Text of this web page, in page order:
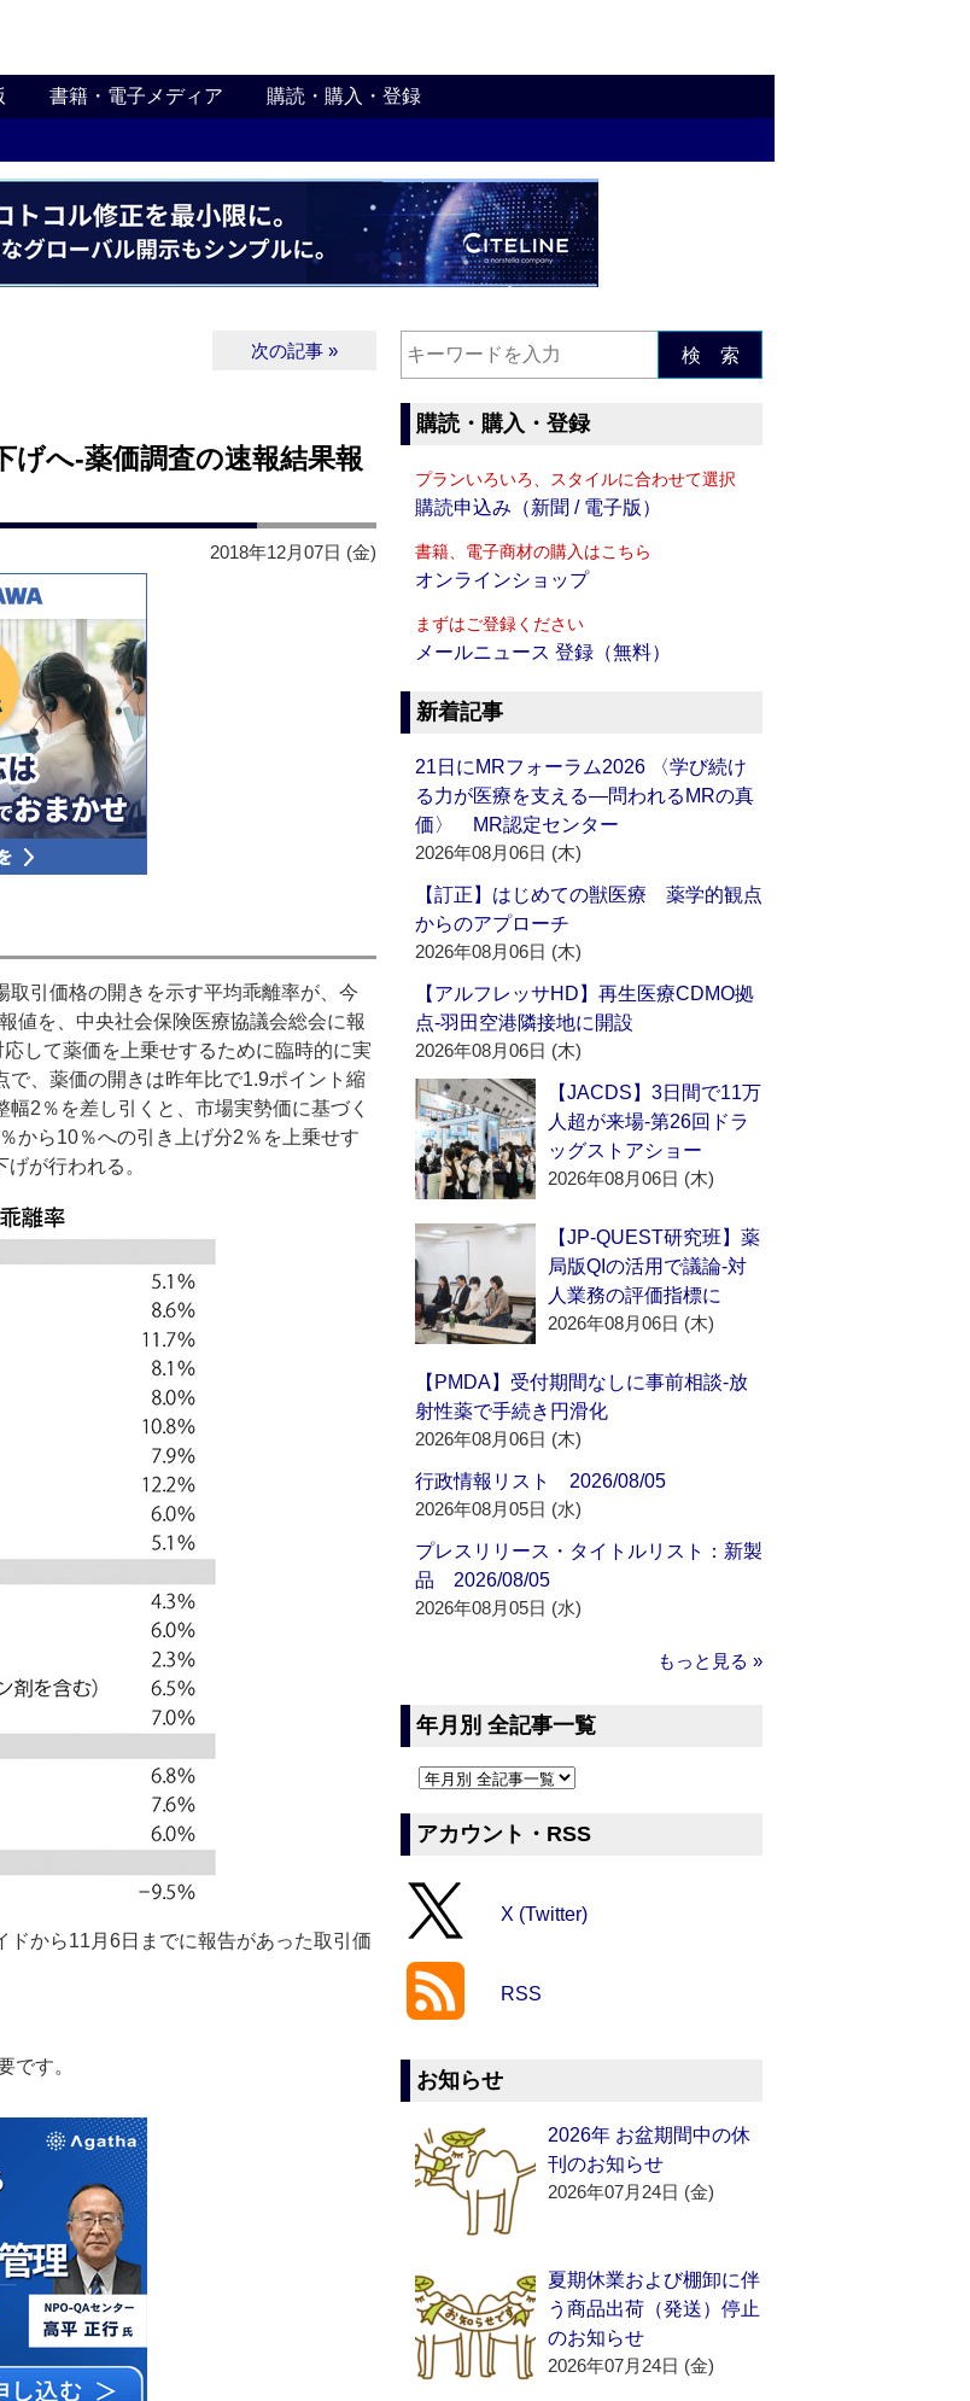
書籍・電子メディア 購読・購入・登録
次の記事 »
げへ‐薬価調査の速報結果報
2018年12月07日 (金)
引価格の開きを示す平均乖離率が、今
値を、中央社会保険医療協議会総会に報
して薬価を上乗せするために臨時的に実
、薬価の開きは昨年比で1.9ポイント縮
2％を差し引くと、市場実勢価に基づく
から10％への引き上げ分2％を上乗せす
が行われる。
から11月6日までに報告があった取引価
です。
検 索
購読・購入・登録
プランいろいろ、スタイルに合わせて選択
購読申込み（新聞 / 電子版）
書籍、電子商材の購入はこちら
オンラインショップ
まずはご登録ください
メールニュース 登録（無料）
新着記事
21日にMRフォーラム2026 〈学び続け
る力が医療を支える―問われるMRの真
価〉 MR認定センター
2026年08月06日 (木)
【訂正】はじめての獣医療 薬学的観点
からのアプローチ
2026年08月06日 (木)
【アルフレッサHD】再生医療CDMO拠
点‐羽田空港隣接地に開設
2026年08月06日 (木)
【JACDS】3日間で11万
人超が来場‐第26回ドラ
ッグストアショー
2026年08月06日 (木)
【JP-QUEST研究班】薬
局版QIの活用で議論‐対
人業務の評価指標に
2026年08月06日 (木)
【PMDA】受付期間なしに事前相談‐放
射性薬で手続き円滑化
2026年08月06日 (木)
行政情報リスト 2026/08/05
2026年08月05日 (水)
プレスリリース・タイトルリスト：新製
品 2026/08/05
2026年08月05日 (水)
もっと見る »
年月別 全記事一覧
アカウント・RSS
X (Twitter)
RSS
お知らせ
2026年 お盆期間中の休
刊のお知らせ
2026年07月24日 (金)
夏期休業および棚卸に伴
う商品出荷（発送）停止
のお知らせ
2026年07月24日 (金)